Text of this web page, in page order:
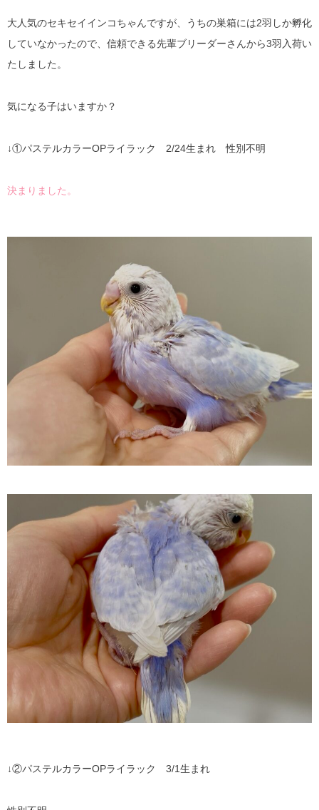
大人気のセキセイインコちゃんですが、うちの巣箱には2羽しか孵化
していなかったので、信頼できる先輩ブリーダーさんから3羽入荷い
たしました。
気になる子はいますか？
↓①パステルカラーOPライラック 2/24生まれ 性別不明
決まりました。
↓②パステルカラーOPライラック 3/1生まれ